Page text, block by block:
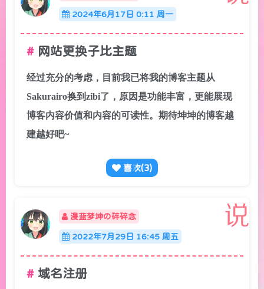
2024年6月17日 0:11 周一
网站更换子比主题
经过充分的考虑，目前我已将我的博客主题从
Sakurairo换到zibi了，原因是功能丰富，更能展现
博客内容价值和内容的可读性。期待坤坤的博客越
建越好吧~
喜欢(3)
漫蓝梦坤の碎碎念
2022年7月29日 16:45 周五
域名注册